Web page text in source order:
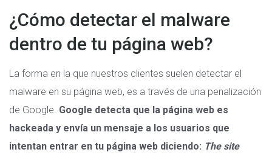
¿Cómo detectar el malware
dentro de tu página web?
La forma en la que nuestros clientes suelen detectar el
malware en su página web, es a través de una penalización
de Google. Google detecta que la página web es
hackeada y envía un mensaje a los usuarios que
intentan entrar en tu página web diciendo: The site